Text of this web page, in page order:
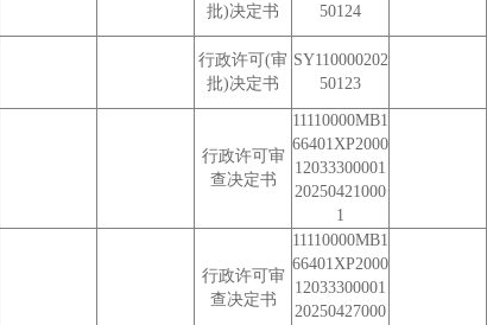
批)决定书
50124
行政许可(审
批)决定书
SY110000202
50123
行政许可审
查决定书
11110000MB1
66401XP2000
12033300001
20250421000
1
行政许可审
查决定书
11110000MB1
66401XP2000
12033300001
20250427000